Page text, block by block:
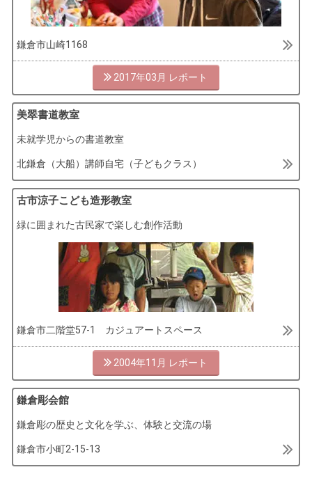
鎌倉市山崎1168
2017年03月
美翠書道教室
未就学児からの書道教室
北鎌倉（大船）講師自宅（子どもクラス）
大船学習センター（大人クラス）
古市涼子こども造形教室
緑に囲まれた古民家で楽しむ創作活動
鎌倉市二階堂57-1 カジュアートスペース
2004年11月
鎌倉彫会館
鎌倉彫の歴史と文化を学ぶ、体験と交流の場
鎌倉市小町2-15-13